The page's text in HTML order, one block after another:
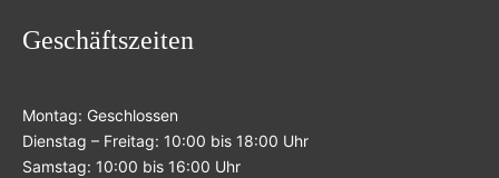
Geschäftszeiten
Montag: Geschlossen
Dienstag – Freitag: 10:00 bis 18:00 Uhr
Samstag: 10:00 bis 16:00 Uhr